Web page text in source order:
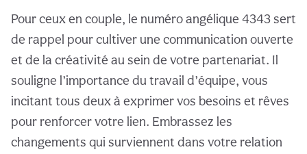
Pour ceux en couple, le numéro angélique 4343 sert
de rappel pour cultiver une communication ouverte
et de la créativité au sein de votre partenariat. Il
souligne l’importance du travail d’équipe, vous
incitant tous deux à exprimer vos besoins et rêves
pour renforcer votre lien. Embrassez les
changements qui surviennent dans votre relation